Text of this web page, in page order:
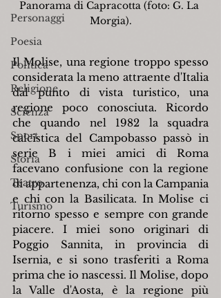
Personaggi
Poesia
Politica
Religione
Scienza
Sport
Storia
Teatro
Turismo
Panorama di Capracotta (foto: G. La
Morgia).
Il Molise, una regione troppo spesso
considerata la meno attraente d'Italia
dal punto di vista turistico, una
regione poco conosciuta. Ricordo
che quando nel 1982 la squadra
calcistica del Campobasso passò in
serie B i miei amici di Roma
facevano confusione con la regione
di appartenenza, chi con la Campania
e chi con la Basilicata. In Molise ci
ritorno spesso e sempre con grande
piacere. I miei sono originari di
Poggio Sannita, in provincia di
Isernia, e si sono trasferiti a Roma
prima che io nascessi. Il Molise, dopo
la Valle d'Aosta, è la regione più